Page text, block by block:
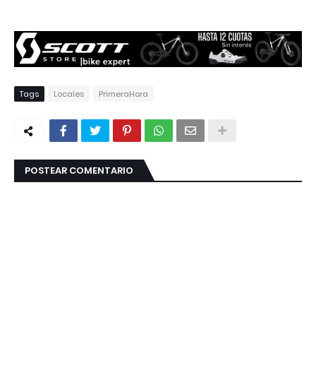
Tags Locales PrimeraHora
POSTEAR COMENTARIO